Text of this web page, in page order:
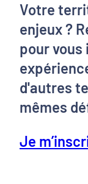
Votre
enjeux ?
pour
d'autres
mêmes
Je